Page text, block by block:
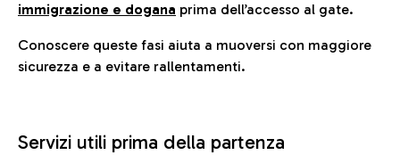
immigrazione e dogana prima dell’accesso al gate.
Conoscere queste fasi aiuta a muoversi con maggiore
sicurezza e a evitare rallentamenti.
Servizi utili prima della partenza